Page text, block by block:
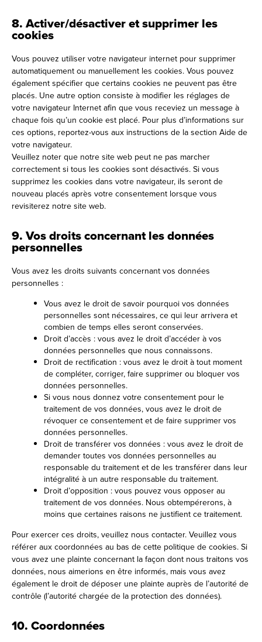
8. Activer/désactiver et supprimer les
cookies
Vous pouvez utiliser votre navigateur internet pour supprimer
automatiquement ou manuellement les cookies. Vous pouvez
également spécifier que certains cookies ne peuvent pas être
placés. Une autre option consiste à modifier les réglages de
votre navigateur Internet afin que vous receviez un message à
chaque fois qu’un cookie est placé. Pour plus d’informations sur
ces options, reportez-vous aux instructions de la section Aide de
votre navigateur.
Veuillez noter que notre site web peut ne pas marcher
correctement si tous les cookies sont désactivés. Si vous
supprimez les cookies dans votre navigateur, ils seront de
nouveau placés après votre consentement lorsque vous
revisiterez notre site web.
9. Vos droits concernant les données
personnelles
Vous avez les droits suivants concernant vos données
personnelles :
Vous avez le droit de savoir pourquoi vos données
personnelles sont nécessaires, ce qui leur arrivera et
combien de temps elles seront conservées.
Droit d’accès : vous avez le droit d’accéder à vos
données personnelles que nous connaissons.
Droit de rectification : vous avez le droit à tout moment
de compléter, corriger, faire supprimer ou bloquer vos
données personnelles.
Si vous nous donnez votre consentement pour le
traitement de vos données, vous avez le droit de
révoquer ce consentement et de faire supprimer vos
données personnelles.
Droit de transférer vos données : vous avez le droit de
demander toutes vos données personnelles au
responsable du traitement et de les transférer dans leur
intégralité à un autre responsable du traitement.
Droit d’opposition : vous pouvez vous opposer au
traitement de vos données. Nous obtempérerons, à
moins que certaines raisons ne justifient ce traitement.
Pour exercer ces droits, veuillez nous contacter. Veuillez vous
référer aux coordonnées au bas de cette politique de cookies. Si
vous avez une plainte concernant la façon dont nous traitons vos
données, nous aimerions en être informés, mais vous avez
également le droit de déposer une plainte auprès de l’autorité de
contrôle (l’autorité chargée de la protection des données).
10. Coordonnées